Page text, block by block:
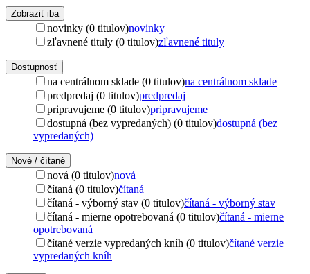
Zobraziť iba
novinky (0 titulov)novinky
zľavnené tituly (0 titulov)zľavnené tituly
Dostupnosť
na centrálnom sklade (0 titulov)na centrálnom sklade
predpredaj (0 titulov)predpredaj
pripravujeme (0 titulov)pripravujeme
dostupná (bez vypredaných) (0 titulov)dostupná (bez
vypredaných)
Nové / čítané
nová (0 titulov)nová
čítaná (0 titulov)čítaná
čítaná - výborný stav (0 titulov)čítaná - výborný stav
čítaná - mierne opotrebovaná (0 titulov)čítaná - mierne
opotrebovaná
čítané verzie vypredaných kníh (0 titulov)čítané verzie
vypredaných kníh